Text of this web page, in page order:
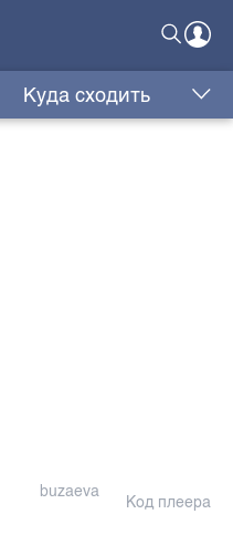
Куда сходить
buzaeva
Код плеера